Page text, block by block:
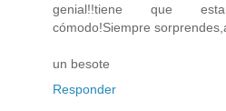
genial!!tiene que
cómodo!Siempre
un besote
Responder